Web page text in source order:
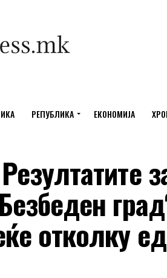
РЕПУБЛИКА ЕКОНОМИЈА
отколку